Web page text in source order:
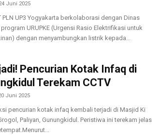
Juni 2025
PLN UP3 Yogyakarta berkolaborasi dengan Dinas
program URUPKE (Urgensi Rasio Elektrifikasi untuk
dengan menyambungkan listrik kepada...
Pencurian Kotak Infaq di
Terekam CCTV
Juni 2025
pencurian kotak infaq kembali terjadi di Masjid Ki
Paliyan, Gunungkidul. Peristiwa ini terekam jelas